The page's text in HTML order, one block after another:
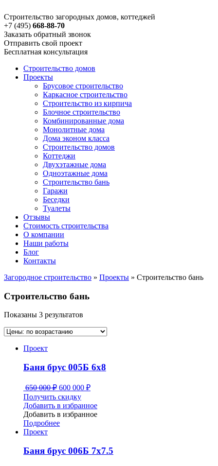
Строительство загородных домов, коттеджей
+7 (495) 668-88-70
Заказать обратный звонок
Отправить свой проект
Бесплатная консультация
Строительство домов
Проекты
Брусовое строительство
Каркасное строительство
Строительство из кирпича
Блочное строительство
Комбинированные дома
Монолитные дома
Дома эконом класса
Строительство домов
Коттеджи
Двухэтажные дома
Одноэтажные дома
Строительство бань
Гаражи
Беседки
Туалеты
Отзывы
Стоимость строительства
О компании
Наши работы
Блог
Контакты
Загородное строительство » Проекты » Строительство бань
Строительство бань
Показаны 3 результатов
Проект
Баня брус 005Б 6х8
650 000₽ 600 000 ₽
Получить скидку
Добавить в избранное
Добавить в избранное
Подробнее
Проект
Баня брус 006Б 7х7.5